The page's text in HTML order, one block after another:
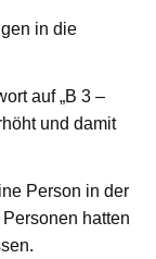
in die
auf „B 3 –
und damit
Person in der
hatten